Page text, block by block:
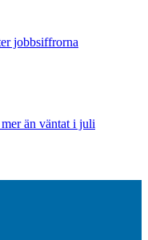
jobbsiffrorna
än väntat i juli